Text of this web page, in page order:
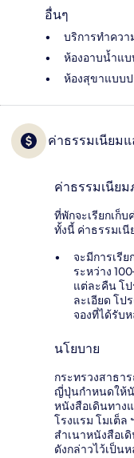
อื่นๆ
บริการทำควา
ห้องอาบน้ำแ
ห้องสุขาแบบ
ค่าธรรมเนียม
ค่าธรรมเนีย
ที่พักจะเรียกเก็
ทั้งนี้ ค่าธรรมเนี
จะมีการเรีย
ระหว่าง
แต่ละคืน โป
ละเอียด โ
จองที่ได้รับ
นโยบาย
กระทรวงสาธา
ญี่ปุ่นกำหนดให้นั
หนังสือเดินทา
โรงแรม โมเต็ล
สำเนาหนังสือเ
ดังกล่าวไว้เป็น